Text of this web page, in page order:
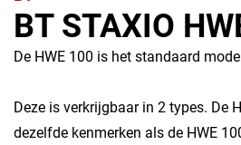
BT STAXIO
De HWE 100 is het standaard
Deze is verkrijgbaar in 2 types. De
dezelfde kenmerken als de HWE